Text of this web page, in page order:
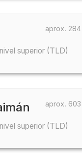
aprox.
superior (TLD)
aprox.
superior (TLD)